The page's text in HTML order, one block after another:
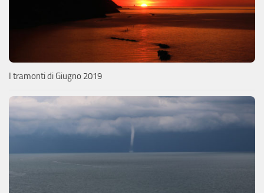
I tramonti di Giugno 2019